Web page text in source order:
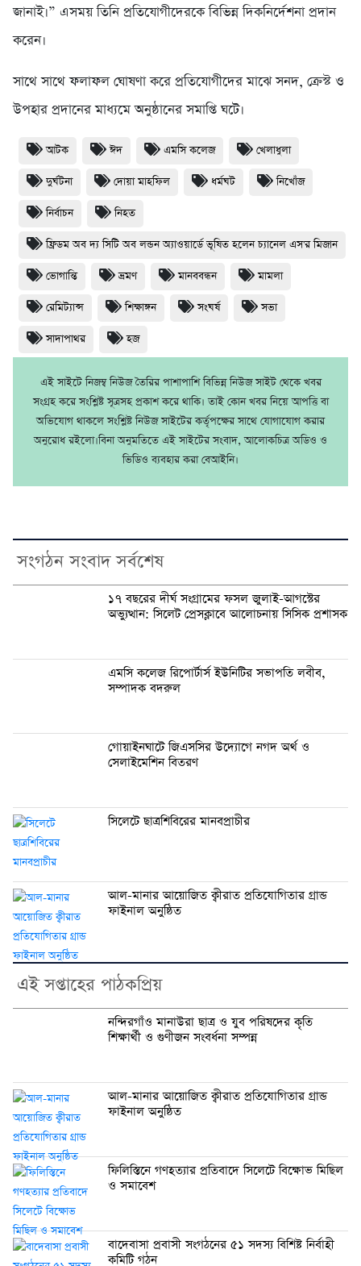
জানাই।” এসময় তিনি প্রতিযোগীদেরকে বিভিন্ন দিকনির্দেশনা প্রদান
করেন।
সাথে সাথে ফলাফল ঘোষণা করে প্রতিযোগীদের মাঝে সনদ, ক্রেস্ট ও
উপহার প্রদানের মাধ্যমে অনুষ্ঠানের সমাপ্তি ঘটে।
আটক ঈদ এমসি কলেজ খেলাধুলা
দুর্ঘটনা দোয়া মাহফিল ধর্মঘট নিখোঁজ
নির্বাচন নিহত
ফ্রিডম অব দ্য সিটি অব লন্ডন অ্যাওয়ার্ডে ভূষিত হলেন চ্যানেল এস'র মিজান
ভোগান্তি ভ্রমণ মানববন্ধন মামলা
রেমিট্যান্স শিক্ষাঙ্গন সংঘর্ষ সভা
সাদাপাথর হজ
এই সাইটে নিজম্ব নিউজ তৈরির পাশাপাশি বিভিন্ন নিউজ সাইট থেকে খবর
সংগ্রহ করে সংশ্লিষ্ট সূত্রসহ প্রকাশ করে থাকি। তাই কোন খবর নিয়ে আপত্তি বা
অভিযোগ থাকলে সংশ্লিষ্ট নিউজ সাইটের কর্তৃপক্ষের সাথে যোগাযোগ করার
অনুরোধ রইলো।বিনা অনুমতিতে এই সাইটের সংবাদ, আলোকচিত্র অডিও ও
ভিডিও ব্যবহার করা বেআইনি।
সংগঠন সংবাদ সর্বশেষ
১৭ বছরের দীর্ঘ সংগ্রামের ফসল জুলাই-আগস্টের
অভ্যুত্থান: সিলেট প্রেসক্লাবে আলোচনায় সিসিক প্রশাসক
এমসি কলেজ রিপোর্টার্স ইউনিটির সভাপতি লবীব,
সম্পাদক বদরুল
গোয়াইনঘাটে জিএসসির উদ্যোগে নগদ অর্থ ও
সেলাইমেশিন বিতরণ
সিলেটে ছাত্রশিবিরের মানবপ্রাচীর
আল-মানার আয়োজিত ক্বীরাত প্রতিযোগিতার গ্রান্ড
ফাইনাল অনুষ্ঠিত
এই সপ্তাহের পাঠকপ্রিয়
নন্দিরগাঁও মানাউরা ছাত্র ও যুব পরিষদের কৃতি
শিক্ষার্থী ও গুণীজন সংবর্ধনা সম্পন্ন
আল-মানার আয়োজিত ক্বীরাত প্রতিযোগিতার গ্রান্ড
ফাইনাল অনুষ্ঠিত
ফিলিস্তিনে গণহত্যার প্রতিবাদে সিলেটে বিক্ষোভ মিছিল
ও সমাবেশ
বাদেবাসা প্রবাসী সংগঠনের ৫১ সদস্য বিশিষ্ট নির্বাহী
কমিটি গঠন